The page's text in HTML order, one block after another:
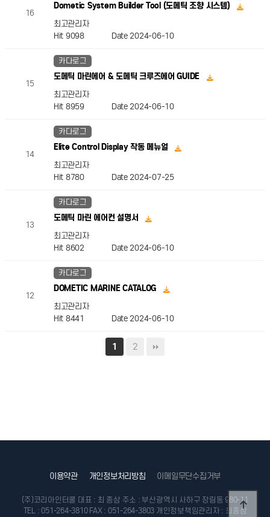
16
Dometic System Builder Tool (도메틱 조향 시스템)
최고관리자
Hit 9098 Date 2024-06-10
15
카다로그
도메틱 마린에어 & 도메틱 크루즈에어 GUIDE
최고관리자
Hit 8959 Date 2024-06-10
14
카다로그
Elite Control Display 작동 메뉴얼
최고관리자
Hit 8780 Date 2024-07-25
13
카다로그
도메틱 마린 에어컨 설명서
최고관리자
Hit 8602 Date 2024-06-10
12
카다로그
DOMETIC MARINE CATALOG
최고관리자
Hit 8441 Date 2024-06-10
1 2
이용약관 개인정보처리방침 이메일무단수집거부
(주)코리아인터쿨 대표 : 최 종삼 주소 : 부산광역시 사하구 장림동 980-11
TEL : 051-264-3810 FAX : 051-264-3803 개인정보책임관리자 : 최종삼